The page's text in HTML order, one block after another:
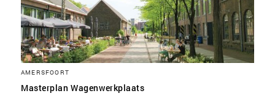
AMERSFOORT
Masterplan Wagenwerkplaats